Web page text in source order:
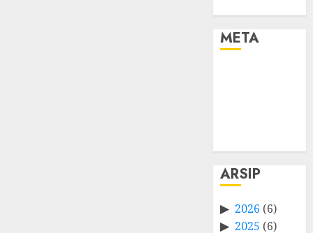
META
ARSIP
2026 (6)
2025 (6)